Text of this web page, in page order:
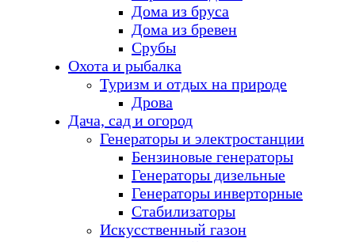
Дома из бруса
Дома из бревен
Срубы
Охота и рыбалка
Туризм и отдых на природе
Дрова
Дача, сад и огород
Генераторы и электростанции
Бензиновые генераторы
Генераторы дизельные
Генераторы инверторные
Стабилизаторы
Искусственный газон